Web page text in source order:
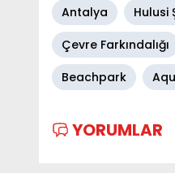
Antalya Hulusi
Çevre Farkındalığı
Beachpark
YORUMLAR